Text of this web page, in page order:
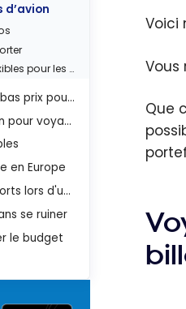
Voici
Vous
Que
d’avion
Programmes de points flexibles pour les vols vers l'Europe
Compagnies aériennes à bas prix pour l'Europe
Choisissez la bonne saison pour voyager en Europe
en Europe
Économisez sur les transports lors d'un voyage en Europe sur un budget
se ruiner
le budget